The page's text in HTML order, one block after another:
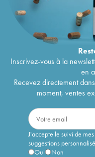
Inscrivez-vous à la
en
Recevez directement
moment, ventes
J'accepte le suivi de
suggestions
Oui
Non